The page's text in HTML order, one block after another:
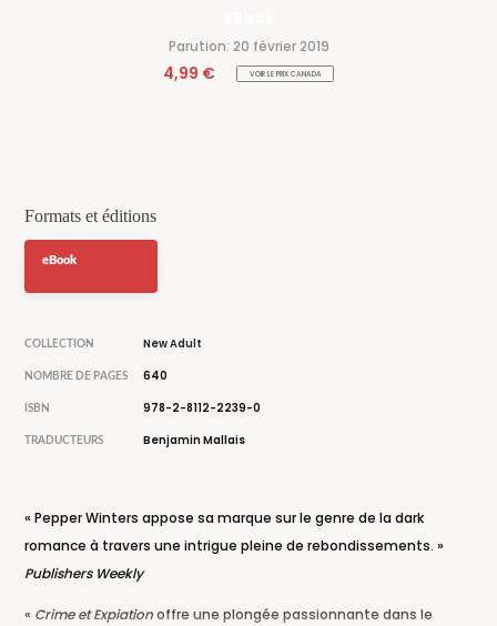
Parution: 20 février 2019
4,99 € VOIR LE PRIX CANADA
Formats et éditions
eBook
COLLECTION New Adult
NOMBRE DE PAGES 640
ISBN 978-2-8112-2239-0
TRADUCTEURS Benjamin Mallais
« Pepper Winters appose sa marque sur le genre de la dark
romance à travers une intrigue pleine de rebondissements. »
Publishers Weekly
« Crime et Expiationoffre une plongée passionnante dans le